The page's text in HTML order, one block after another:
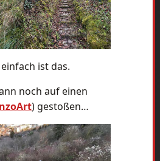
ist das.
noch auf einen
) gestoßen…